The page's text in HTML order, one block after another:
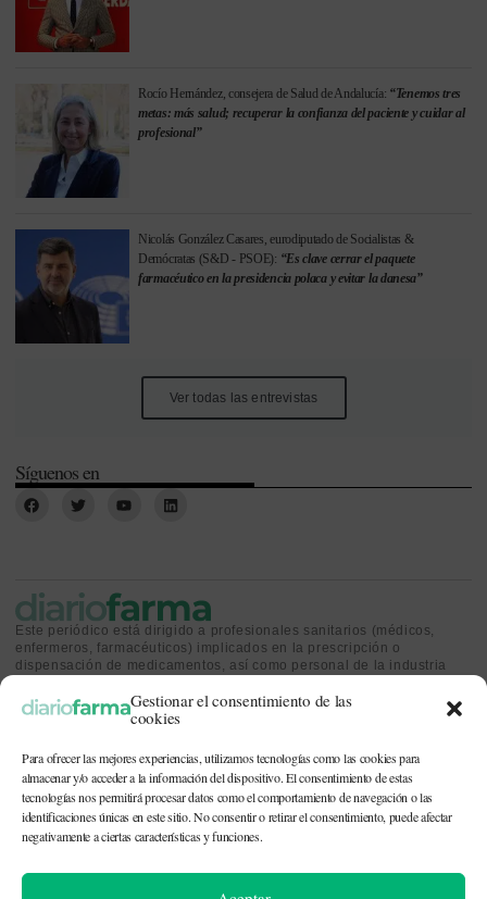
Gestionar el consentimiento de las
cookies
Para ofrecer las mejores experiencias, utilizamos tecnologías como las cookies para
almacenar y/o acceder a la información del dispositivo. El consentimiento de estas
tecnologías nos permitirá procesar datos como el comportamiento de navegación o las
identificaciones únicas en este sitio. No consentir o retirar el consentimiento, puede afectar
negativamente a ciertas características y funciones.
Rocío Hernández, consejera de Salud de Andalucía: “Tenemos tres
metas: más salud; recuperar la confianza del paciente y cuidar al
profesional”
Nicolás González Casares, eurodiputado de Socialistas &
Demócratas (S&D - PSOE): “Es clave cerrar el paquete
farmacéutico en la presidencia polaca y evitar la danesa”
Ver todas las entrevistas
Síguenos en
Este periódico está dirigido a profesionales sanitarios (médicos,
enfermeros, farmacéuticos) implicados en la prescripción o
dispensación de medicamentos, así como personal de la industria
sanitaria.
CONTACTO Y QUIÉNES SOMOS|POLÍTICA DE COOKIES|POLÍTICA DE
© 2026. Todos los derechos reservados. |
| Recursos